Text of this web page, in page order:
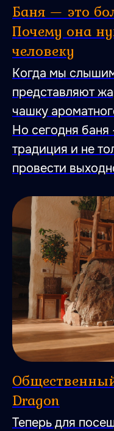
Баня — это
Почему она
человеку
Когда мы
представляют
чашку
Но сегодня баня
традиция и не
провести
Dragon
Теперь для